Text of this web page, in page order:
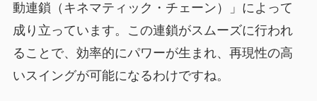
動連鎖（キネマティック・チェーン）」によって
成り立っています。この連鎖がスムーズに行われ
ることで、効率的にパワーが生まれ、再現性の高
いスイングが可能になるわけですね。